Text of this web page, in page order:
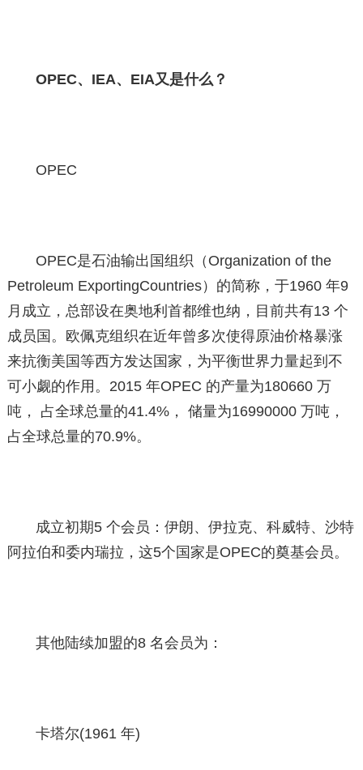
OPEC、IEA、EIA又是什么？
OPEC
OPEC是石油输出国组织（Organization of the
Petroleum ExportingCountries）的简称，于1960 年9
月成立，总部设在奥地利首都维也纳，目前共有13 个
成员国。欧佩克组织在近年曾多次使得原油价格暴涨
来抗衡美国等西方发达国家，为平衡世界力量起到不
可小觑的作用。2015 年OPEC 的产量为180660 万
吨， 占全球总量的41.4%， 储量为16990000 万吨，
占全球总量的70.9%。
成立初期5 个会员：伊朗、伊拉克、科威特、沙特
阿拉伯和委内瑞拉，这5个国家是OPEC的奠基会员。
其他陆续加盟的8 名会员为：
卡塔尔(1961 年)